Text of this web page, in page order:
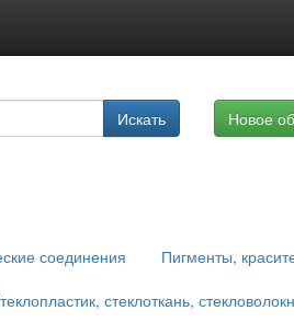
Искать Новое
соединения
Пигменты,
стеклоткань,